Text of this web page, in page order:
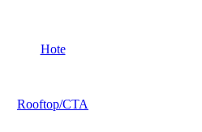
Hote
Rooftop/CTA